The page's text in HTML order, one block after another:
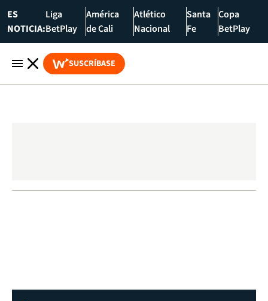
ES
NOTICIA:
Liga
BetPlay
América
de Cali
Atlético
Nacional
Santa
Fe
Copa
BetPlay
SUSCRÍBASE